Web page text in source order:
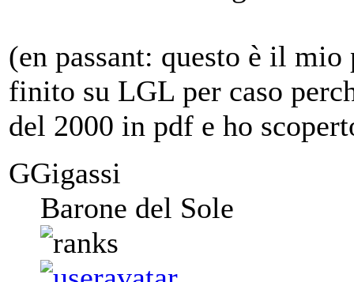
(en passant: questo è il
finito su LGL per caso
del 2000 in pdf e ho
GGigassi
Barone del Sole